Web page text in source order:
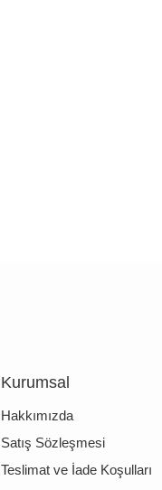
Kurumsal
Hakkımızda
Satış Sözleşmesi
Teslimat ve İade Koşulları